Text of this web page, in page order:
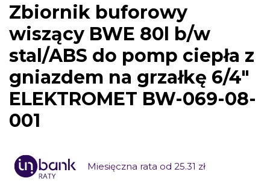
Zbiornik buforowy
wiszący BWE 80l b/w
stal/ABS do pomp ciepła z
gniazdem na grzałkę 6/4″
ELEKTROMET BW-069-08-
001
Miesięczna rata od 25.31 zł